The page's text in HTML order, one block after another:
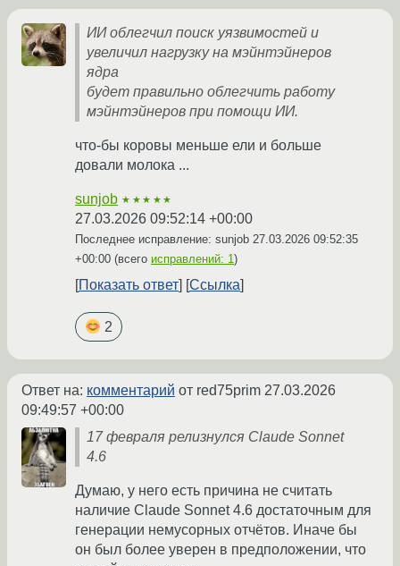
ИИ облегчил поиск уязвимостей и
увеличил нагрузку на мэйнтэйнеров
ядра
будет правильно облегчить работу
мэйнтэйнеров при помощи ИИ.
что-бы коровы меньше ели и больше
довали молока ...
sunjob ★★★★★
27.03.2026 09:52:14 +00:00
Последнее исправление: sunjob 27.03.2026 09:52:35
+00:00 (всего исправлений: 1 )
Показать ответ Ссылка
2
Ответ на: комментарий от red75prim 27.03.2026
09:49:57 +00:00
17 февраля релизнулся Claude Sonnet
4.6
Думаю, у него есть причина не считать
наличие Claude Sonnet 4.6 достаточным для
генерации немусорных отчётов. Иначе бы
он был более уверен в предположении, что